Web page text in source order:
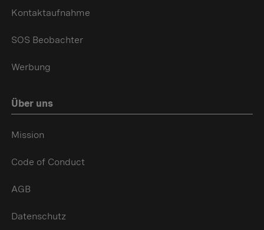
Kontaktaufnahme
SOS Beobachter
Werbung
Über uns
Mission
Code of Conduct
AGB
Datenschutz